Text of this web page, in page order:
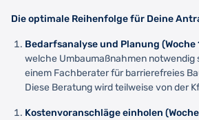
Die optimale Reihenfolge für Deine
Bedarfsanalyse und Planung (Woche
welche Umbaumaßnahmen notwendig
einem Fachberater für barrierefreies
Diese Beratung wird teilweise von der
Kostenvoranschläge einholen